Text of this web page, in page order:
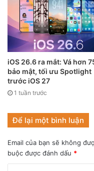
Còn đối với dòng
ảnh theo kiểu sắp xếp
chỉnh các máy ảnh xa
tăng kích thước của
iPhone 12 Pro.
Nếu Apple muốn phân
trên thay vì sang phải,
iOS 26.6 ra mắt: Vá hơn
bảo mật, tối ưu Spotlight
trước iOS 27
1 tuần trước
Để lại một bình luận
Email của bạn sẽ không
buộc được đánh dấu *